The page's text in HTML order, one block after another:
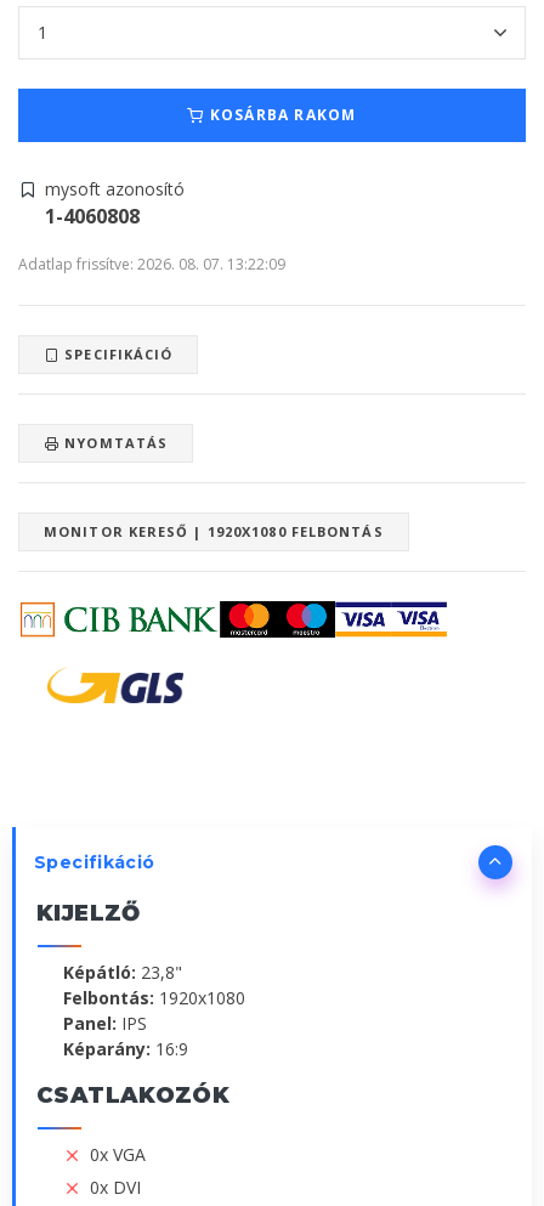
KOSÁRBA RAKOM
mysoft azonosító
1-4060808
Adatlap frissítve: 2026. 08. 07. 13:22:09
SPECIFIKÁCIÓ
NYOMTATÁS
MONITOR KERESŐ | 1920X1080 FELBONTÁS
Specifikáció
KIJELZŐ
Képátló: 23,8"
Felbontás: 1920x1080
Panel: IPS
Képarány: 16:9
CSATLAKOZÓK
0x VGA
0x DVI